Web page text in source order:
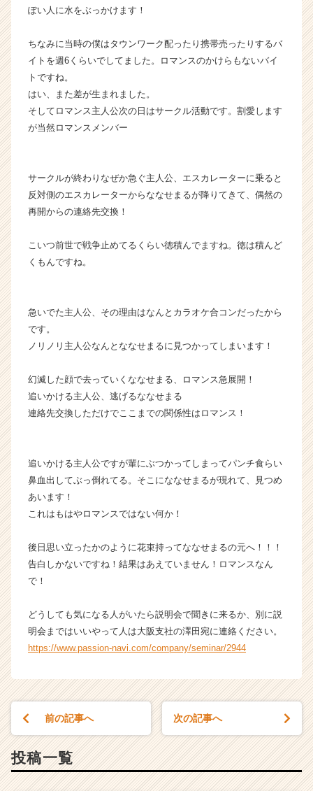
ア
e
e
C
a
r
ぽい人に水をぶっかけます！
ちなみに当時の僕はタウンワーク配ったり携帯売ったりするバ
イトを週6くらいでしてました。ロマンスのかけらもないバイ
トですね。
はい、また差が生まれました。
そしてロマンス主人公次の日はサークル活動です。割愛します
が当然ロマンスメンバー
サークルが終わりなぜか急ぐ主人公、エスカレーターに乗ると
反対側のエスカレーターからななせまるが降りてきて、偶然の
再開からの連絡先交換！
こいつ前世で戦争止めてるくらい徳積んでますね。徳は積んど
くもんですね。
急いでた主人公、その理由はなんとカラオケ合コンだったから
です。
ノリノリ主人公なんとななせまるに見つかってしまいます！
幻滅した顔で去っていくななせまる、ロマンス急展開！
追いかける主人公、逃げるななせまる
連絡先交換しただけでここまでの関係性はロマンス！
追いかける主人公ですが輩にぶつかってしまってパンチ食らい
鼻血出してぶっ倒れてる。そこにななせまるが現れて、見つめ
あいます！
これはもはやロマンスではない何か！
後日思い立ったかのように花束持ってななせまるの元へ！！！
告白しかないですね！結果はあえていません！ロマンスなん
で！
どうしても気になる人がいたら説明会で聞きに来るか、別に説
明会まではいいやって人は大阪支社の澤田宛に連絡ください。
https://www.passion-navi.com/company/seminar/2944
前の記事へ 次の記事へ
投稿一覧